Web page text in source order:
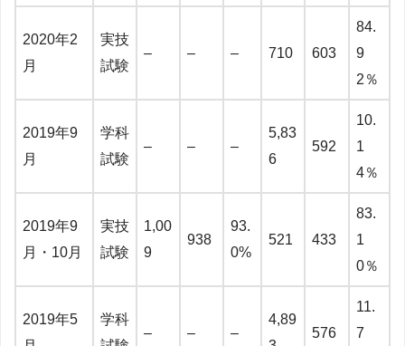
2020年2
月
実技
試験
– – – 710 603
84.
9
2％
2019年9
月
学科
試験
– – –
5,83
6
592
10.
1
4％
2019年9
月・10月
実技
試験
1,00
9
938
93.
0%
521 433
83.
1
0％
2019年5
学科
– – –
4,89
576
11.
7